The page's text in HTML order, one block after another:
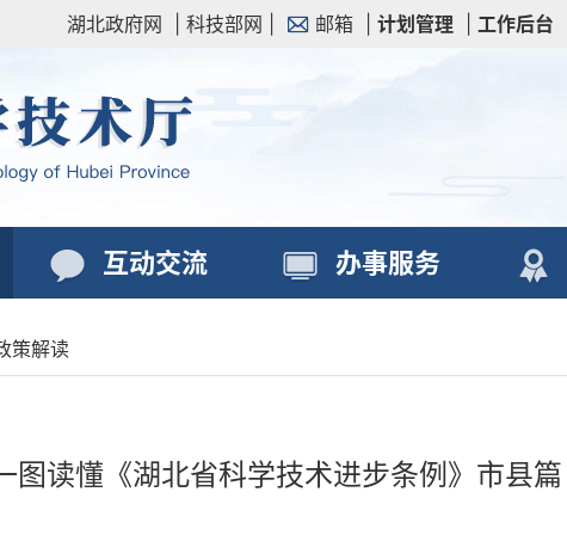
湖北政府网 科技部网 邮箱 计划管理 工作后台
互动交流 办事服务
策解读
图读懂《湖北省科学技术进步条例》市县篇